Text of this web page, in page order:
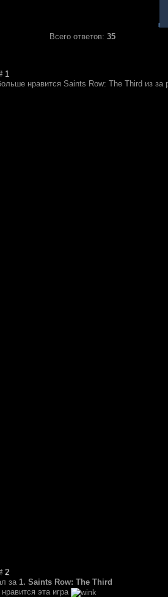
Всего ответов: 35
1
нравится Saints Row: The Third из за
2
за 1. Saints Row: The Third
эта игра